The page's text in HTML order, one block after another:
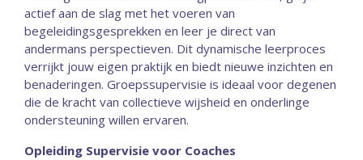
actief aan de slag met het voeren van
begeleidingsgesprekken en leer je direct van
andermans perspectieven. Dit dynamische leerproces
verrijkt jouw eigen praktijk en biedt nieuwe inzichten en
benaderingen. Groepssupervisie is ideaal voor degenen
die de kracht van collectieve wijsheid en onderlinge
ondersteuning willen ervaren.
Opleiding Supervisie voor Coaches